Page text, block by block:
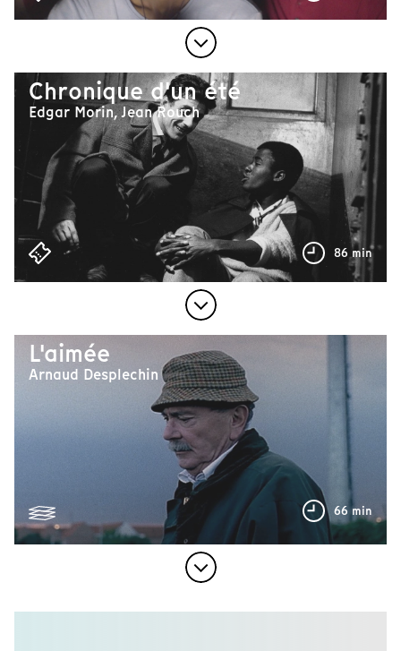
Chronique d'un été
Edgar Morin, Jean Rouch
86 min
L'aimée
Arnaud Desplechin
66 min